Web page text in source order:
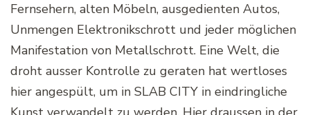
Fernsehern, alten Möbeln, ausgedienten Autos,
Unmengen Elektronikschrott und jeder möglichen
Manifestation von Metallschrott. Eine Welt, die
droht ausser Kontrolle zu geraten hat wertloses
hier angespült, um in SLAB CITY in eindringliche